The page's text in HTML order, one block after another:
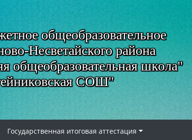
общеобразовательное
Несветайского района
общеобразовательная школа"
СОШ"
Государственная итоговая аттестация